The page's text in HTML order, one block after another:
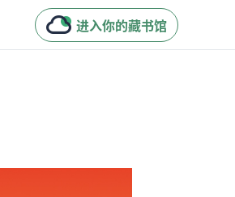
进入你的藏书馆